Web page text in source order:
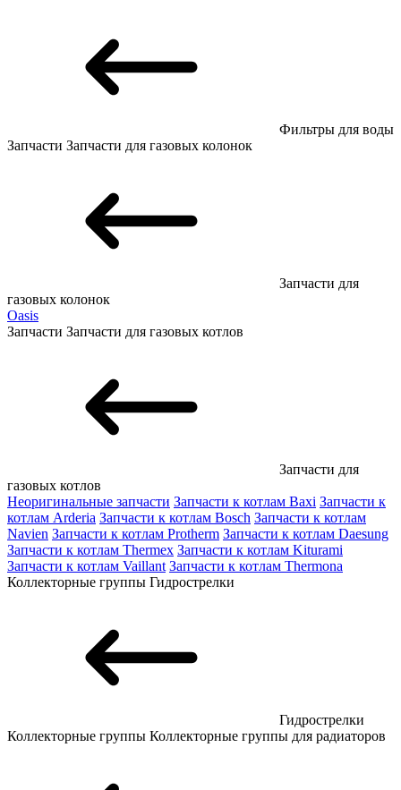
Фильтры для воды
Запчасти Запчасти для газовых колонок
Запчасти для
газовых колонок
Oasis
Запчасти Запчасти для газовых котлов
Запчасти для
газовых котлов
Неоригинальные запчасти Запчасти к котлам Baxi Запчасти к
котлам Arderia Запчасти к котлам Bosch Запчасти к котлам
Navien Запчасти к котлам Protherm Запчасти к котлам Daesung
Запчасти к котлам Thermex Запчасти к котлам Kiturami
Запчасти к котлам Vaillant Запчасти к котлам Thermona
Коллекторные группы Гидрострелки
Гидрострелки
Коллекторные группы Коллекторные группы для радиаторов